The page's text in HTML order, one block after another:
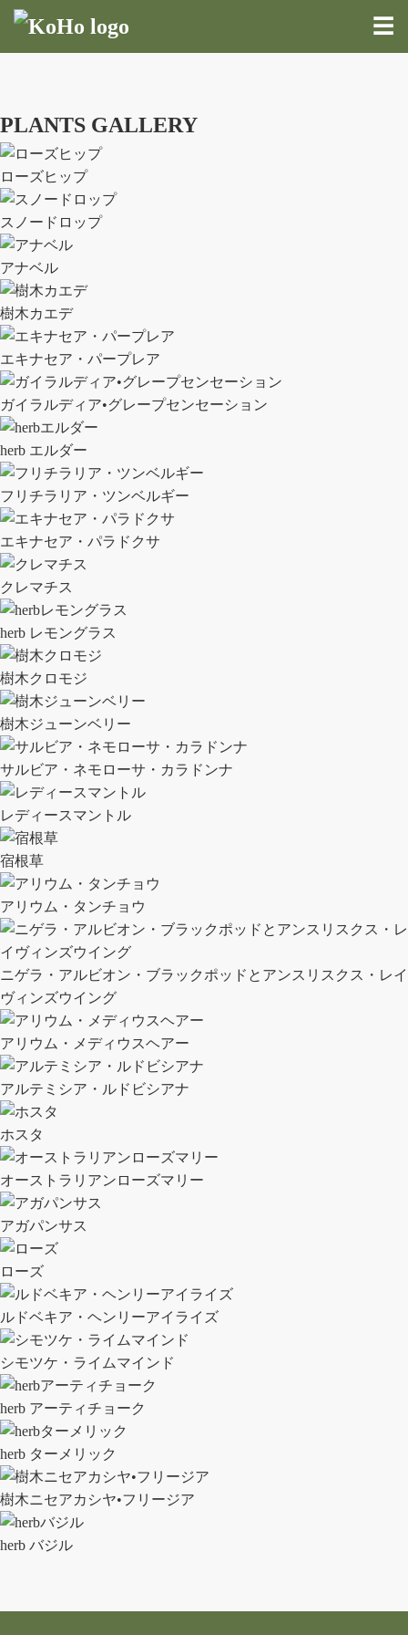
☰
PLANTS GALLERY
ローズヒップ
スノードロップ
アナベル
樹木カエデ
エキナセア・パープレア
ガイラルディア•グレープセンセーション
herb エルダー
フリチラリア・ツンベルギー
エキナセア・パラドクサ
クレマチス
herb レモングラス
樹木クロモジ
樹木ジューンベリー
サルビア・ネモローサ・カラドンナ
レディースマントル
宿根草
アリウム・タンチョウ
ニゲラ・アルビオン・ブラックポッドとアンスリスクス・レイ
ヴィンズウイング
アリウム・メディウスヘアー
アルテミシア・ルドビシアナ
ホスタ
オーストラリアンローズマリー
アガパンサス
ローズ
ルドベキア・ヘンリーアイライズ
シモツケ・ライムマインド
herb アーティチョーク
herb ターメリック
樹木ニセアカシヤ•フリージア
herb バジル